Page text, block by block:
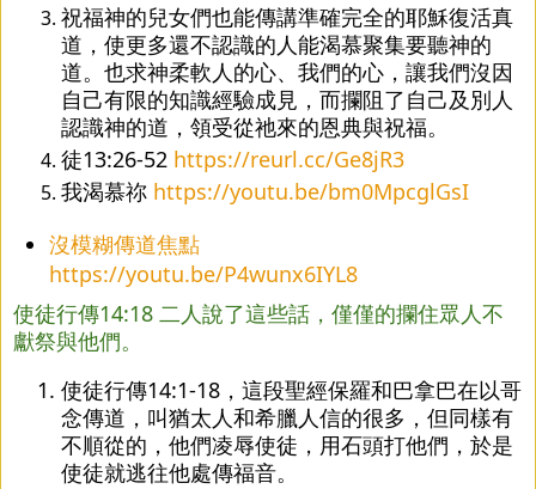
祝福神的兒女們也能傳講準確完全的耶穌復活真
道，使更多還不認識的人能渴慕聚集要聽神的
道。也求神柔軟人的心、我們的心，讓我們沒因
自己有限的知識經驗成見，而攔阻了自己及別人
認識神的道，領受從祂來的恩典與祝福。
徒13:26-52 https://reurl.cc/Ge8jR3
我渴慕祢 https://youtu.be/bm0MpcglGsI
沒模糊傳道焦點
https://youtu.be/P4wunx6IYL8
使徒行傳14:18 二人說了這些話，僅僅的攔住眾人不
獻祭與他們。
使徒行傳14:1-18，這段聖經保羅和巴拿巴在以哥
念傳道，叫猶太人和希臘人信的很多，但同樣有
不順從的，他們凌辱使徒，用石頭打他們，於是
使徒就逃往他處傳福音。